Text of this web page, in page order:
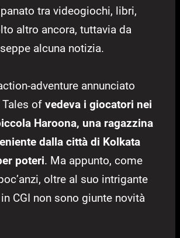
tra videogiochi, libri,
altro ancora, tuttavia da
alcuna notizia.
adventure annunciato
of vedeva i giocatori nei
Haroona, una ragazzina
dalla città di Kolkata
poteri. Ma appunto, come
oltre al suo intrigante
CGI non sono giunte novità